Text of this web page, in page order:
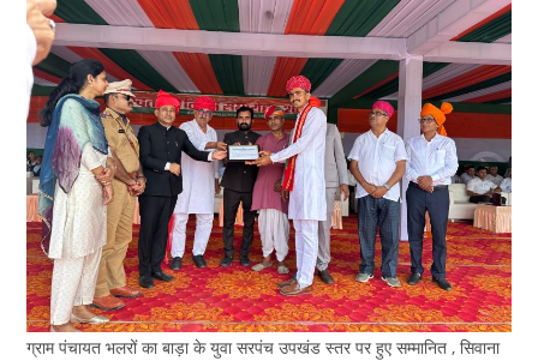
ग्राम पंचायत भलरों का बाड़ा के युवा सरपंच उपखंड स्तर पर हुए सम्मानित , सिवाना